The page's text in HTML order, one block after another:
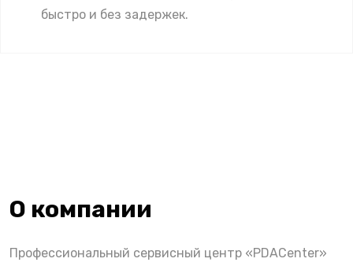
быстро и без задержек.
О компании
Профессиональный сервисный центр «PDACenter»